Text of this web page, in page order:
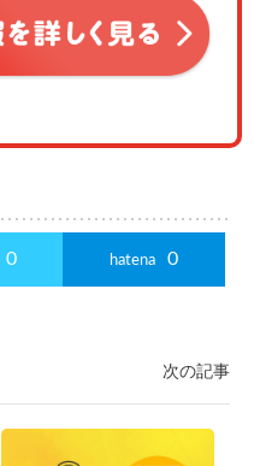
0 hatena 0
次の記事